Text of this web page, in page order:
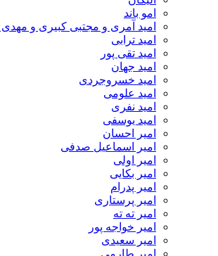
امو باند
امید آمری و مجتبی کبیری و
امید ترابی
امید تقی پور
امید جهان
امید خسروجردی
امید علومی
امید نفری
امید یوسفی
امیر احسان
امیر اسماعیل صدفی
امیر اولی
امیر بکایی
امیر پدرام
امیر پرستاری
امیر ته ته
امیر خواجه پور
امیر سعیدی